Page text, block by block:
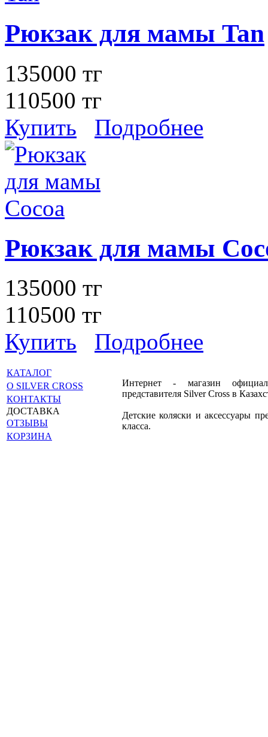
Рюкзак для мамы Tan
135000 тг
110500 тг
Купить
Подробнее
Рюкзак для мамы
135000 тг
110500 тг
Купить
Подробнее
КАТАЛОГ
О SILVER CROSS
КОНТАКТЫ
ДОСТАВКА
ОТЗЫВЫ
КОРЗИНА
Интернет - магазин
представителя Silver Cross в
Детские коляски и аксессуары
класса.